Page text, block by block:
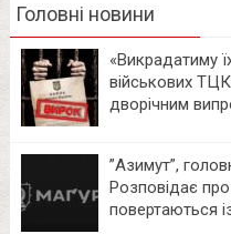
Головні новини
«Викрадатиму
військових ТЦК
дворічним
⁨”Азимут”,
Розповідає
повертаються